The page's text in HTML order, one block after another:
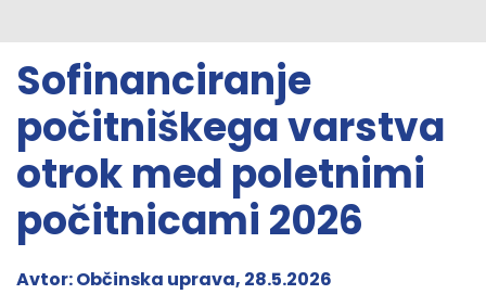
Sofinanciranje
počitniškega varstva
otrok med poletnimi
počitnicami 2026
Avtor: Občinska uprava, 28.5.2026